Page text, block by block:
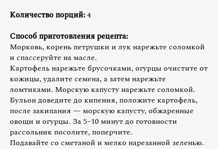
Количество порций:4
Способ приготовления рецепта:
Морковь, корень петрушки и лук нарежьте соломкой
и спассеруйте на масле.
Картофель нарежьте брусочками, огурцы очистите от
кожицы, удалите семена, а затем нарежьте
ломтиками. Морскую капусту нарежьте соломкой.
Бульон доведите до кипения, положите картофель,
после закипания — морскую капусту, обжаренные
овощи и огурцы. За 5–10 минут до готовности
рассольник посолите, поперчите.
Подавайте со сметаной и мелко нарезанной зеленью.